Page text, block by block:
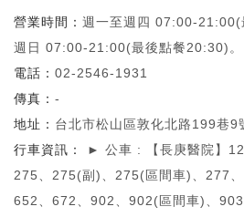
營業時間
週一至週四 07:00-21:00(
週日 07:00-21:00(最後點餐20:30)。
電話
02-2546-1931
傳真
-
地址
台北市松山區敦化北路199巷9
行車資訊
► 公車 : 【長庚醫院】
275、275(副)、275(區間車)、277
652、672、902、902(區間車)、903